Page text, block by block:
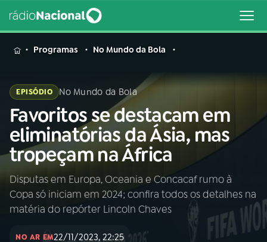
MENU
Buscar
na
Rádio
Nacional
Buscar
AO VIVO
INÍCIO
Programas No Mundo da Bola
EPISÓDIO No Mundo da Bola
Favoritos se destacam em
eliminatórias da Ásia, mas
tropeçam na África
Disputas em Europa, Oceania e Concacaf rumo à
Copa só iniciam em 2024; confira todos os detalhes na
matéria do repórter Lincoln Chaves
NO AR EM22/11/2023, 22:25